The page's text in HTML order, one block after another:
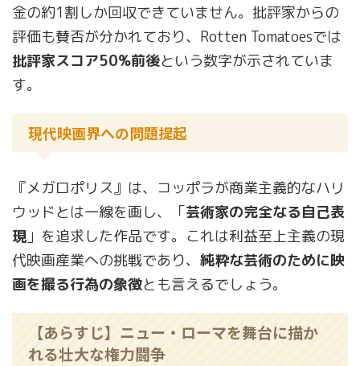
金の約1割しか回収できていません。批評家からの
評価も賛否が分かれており、Rotten Tomatoesでは
批評家スコア50%前後という数字が示されていま
す。
現代映画界への問題提起
『メガロポリス』は、コッポラが商業主義的なハリ
ウッドとは一線を画し、「芸術家の完全なる自己表
現」を追求した作品です。これは利益至上主義の現
代映画産業への挑戦であり、 純粋な芸術のために映
画を撮る行為の象徴とも言えるでしょう。
【あらすじ】ニュー・ローマを舞台に描か
れる壮大な権力闘争